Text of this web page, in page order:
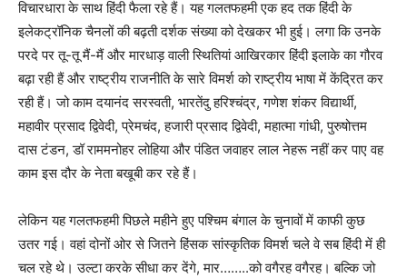
विचारधारा के साथ हिंदी फैला रहे हैं। यह गलतफहमी एक हद तक हिंदी के
इलेकट्रॉनिक चैनलों की बढ़ती दर्शक संख्या को देखकर भी हुई। लगा कि उनके
परदे पर तू-तू मैं-मैं और मारधाड़ वाली स्थितियां आखिरकार हिंदी इलाके का गौरव
बढ़ा रही हैं और राष्ट्रीय राजनीति के सारे विमर्श को राष्ट्रीय भाषा में केंद्रित कर
रही हैं। जो काम दयानंद सरस्वती, भारतेंदु हरिश्चंद्र, गणेश शंकर विद्यार्थी,
महावीर प्रसाद द्विवेदी, प्रेमचंद, हजारी प्रसाद द्विवेदी, महात्मा गांधी, पुरुषोत्तम
दास टंडन, डॉ राममनोहर लोहिया और पंडित जवाहर लाल नेहरू नहीं कर पाए वह
काम इस दौर के नेता बखूबी कर रहे हैं।
लेकिन यह गलतफहमी पिछले महीने हुए पश्चिम बंगाल के चुनावों में काफी कुछ
उतर गई। वहां दोनों ओर से जितने हिंसक सांस्कृतिक विमर्श चले वे सब हिंदी में ही
चल रहे थे। उल्टा करके सीधा कर देंगे, मार……..को वगैरह वगैरह। बल्कि जो